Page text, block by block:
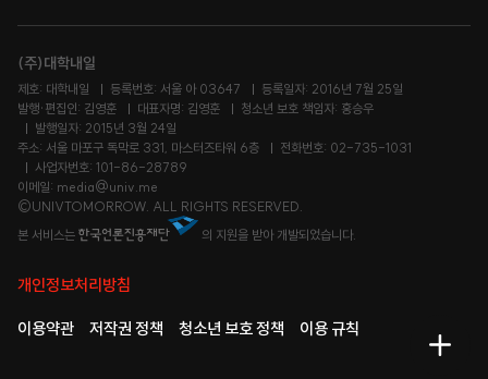
메
(주)대학내일
제호: 대학내일 등록번호: 서울 아 03647
등록일자: 2016년 7월 25일
발행·편집인: 김영훈
대표자명: 김영훈
청소년 보호 책임자: 홍승우
발행일자: 2015년 3월 24일
주소: 서울 마포구 독막로 331, 마스터즈타워 6층
전화번호: 02-735-1031
사업자번호: 101-86-28789
이메일: media@univ.me
©UNIVTOMORROW. ALL RIGHTS RESERVED.
본 서비스는
의 지원을 받아 개발되었습니다.
개인정보처리방침
이용약관 저작권 정책 청소년 보호 정책 이용 규칙